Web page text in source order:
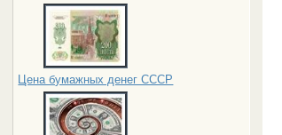
Цена бумажных денег СССР